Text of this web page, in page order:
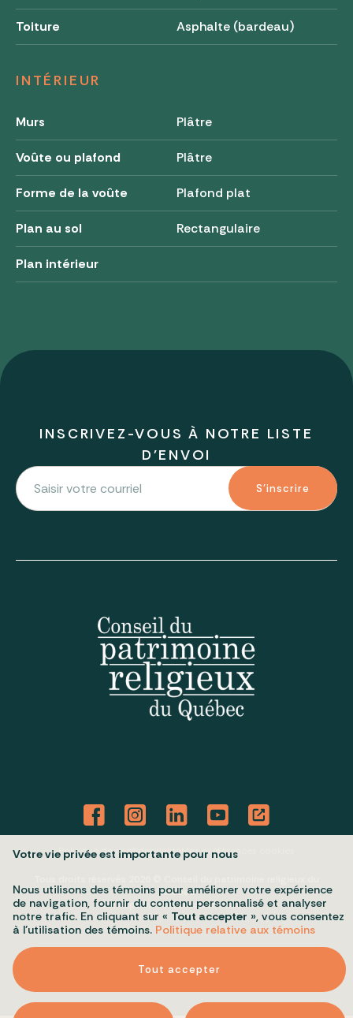
Toiture Asphalte (bardeau)
INTÉRIEUR
Murs Plâtre
Voûte ou plafond Plâtre
Forme de la voûte Plafond plat
Plan au sol Rectangulaire
Plan intérieur
INSCRIVEZ-VOUS À NOTRE LISTE
D'ENVOI
S'inscrire
Politique de confidentialité Mes préférences cookies
Québec
Conception et réalisation :Nubee
Votre vie privée est importante pour nous
Nous utilisons des témoins pour améliorer votre expérience
de navigation, fournir du contenu personnalisé et analyser
notre trafic. En cliquant sur « Tout accepter », vous consentez
à l’utilisation des témoins. Politique relative aux témoins
Tout accepter